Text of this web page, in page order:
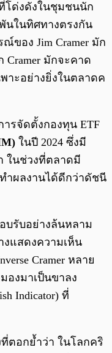
ที่โด่งดังในชุมชนนัก
นในทิศทางตรงกัน
ของ Jim Cramer มัก
มักจะคาด
าะอย่างยิ่งในตลาดค
รจัดตั้งกองทุน ETF
ในปี 2024 ซึ่งมี
ในช่วงที่ตลาดมี
ำผลงานได้ดีกว่าดัชนี
บรับอย่างล้นหลาม
แสดงความเห็น
Cramer หลาย
องมาเป็นขาลง
Indicator) ที่
ตอกย้ำว่า ในโลกคริ